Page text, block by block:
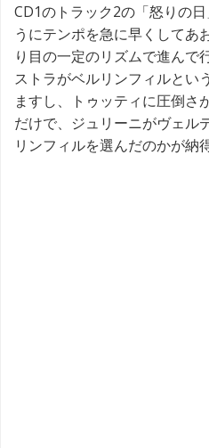
CD1のトラック2の「怒りの
うにテンポを急に早くしてあ
り目の一定のリズムで進んで
ストラがベルリンフィルとい
ますし、トゥッティに圧倒
だけで、ジュリーニがヴェル
リンフィルを選んだのかが納